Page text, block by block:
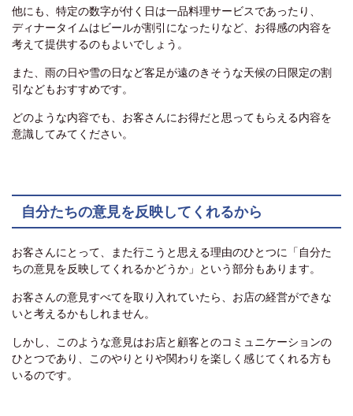
他にも、特定の数字が付く日は一品料理サービスであったり、
ディナータイムはビールが割引になったりなど、お得感の内容を
考えて提供するのもよいでしょう。
また、雨の日や雪の日など客足が遠のきそうな天候の日限定の割
引などもおすすめです。
どのような内容でも、お客さんにお得だと思ってもらえる内容を
意識してみてください。
自分たちの意見を反映してくれるから
お客さんにとって、また行こうと思える理由のひとつに「自分た
ちの意見を反映してくれるかどうか」という部分もあります。
お客さんの意見すべてを取り入れていたら、お店の経営ができな
いと考えるかもしれません。
しかし、このような意見はお店と顧客とのコミュニケーションの
ひとつであり、このやりとりや関わりを楽しく感じてくれる方も
いるのです。